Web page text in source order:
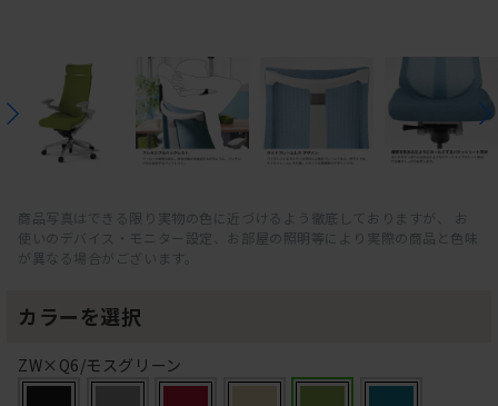
商品写真はできる限り実物の色に近づけるよう徹底しておりますが、 お
使いのデバイス・モニター設定、お部屋の照明等により実際の商品と色味
が異なる場合がございます。
カラーを選択
ZW×Q6/モスグリーン